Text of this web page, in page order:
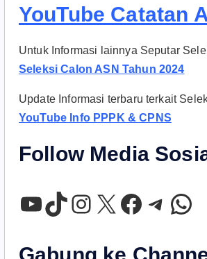
YouTube Catatan
Untuk Informasi lainnya Seputar
Seleksi Calon ASN Tahun 2024
Update Informasi terbaru terkait
YouTube Info PPPK & CPNS
Follow Media
YouTube TikTok Instagram X Facebook Telegram WhatsApp